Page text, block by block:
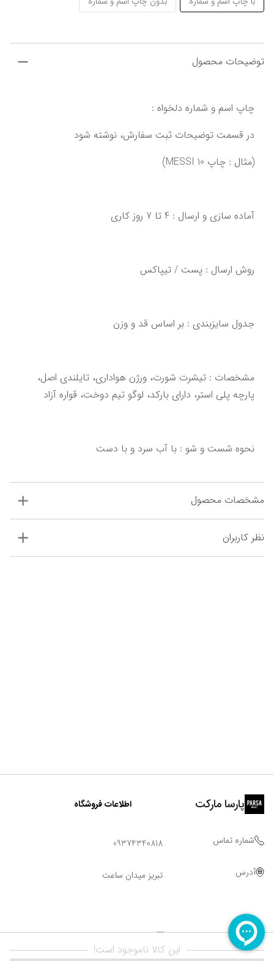
توضیحات محصول
چاپ اسم و شماره دلخواه :
در قسمت توضیحات ثبت سفارش، نوشته شود
(مثال : چاپ MESSI 10)
آماده سازی و ارسال : 4 تا 7 روز کاری‌‌‌‌‌‌
روش ارسال : پست / تیپاکس
‌پارچه پلی استر، دارای بارکد، لوگو تیم دوخت‌‌‌،‌ قواره آزاد‌‌
نحوه شست و شو : با آب سرد و با دست
مشخصات محصول
نظر کاربران
این کالا ناموجود است!
پارسا مارکت اطلاعات فروشگاه
شماره تماس 09374340818
آدرس تبریز میدان ساعت